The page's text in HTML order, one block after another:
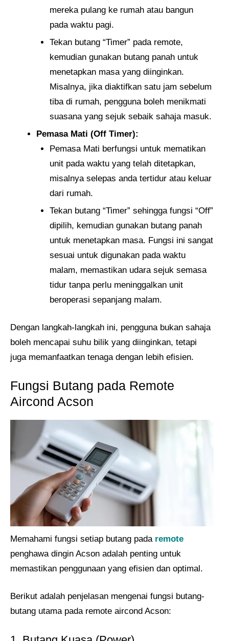
mereka pulang ke rumah atau bangun
pada waktu pagi.
Tekan butang “Timer” pada remote,
kemudian gunakan butang panah untuk
menetapkan masa yang diinginkan.
Misalnya, jika diaktifkan satu jam sebelum
tiba di rumah, pengguna boleh menikmati
suasana yang sejuk sebaik sahaja masuk.
Pemasa Mati (Off Timer):
Pemasa Mati berfungsi untuk mematikan
unit pada waktu yang telah ditetapkan,
misalnya selepas anda tertidur atau keluar
dari rumah.
Tekan butang “Timer” sehingga fungsi “Off”
dipilih, kemudian gunakan butang panah
untuk menetapkan masa. Fungsi ini sangat
sesuai untuk digunakan pada waktu
malam, memastikan udara sejuk semasa
tidur tanpa perlu meninggalkan unit
beroperasi sepanjang malam.
Dengan langkah-langkah ini, pengguna bukan sahaja
boleh mencapai suhu bilik yang diinginkan, tetapi
juga memanfaatkan tenaga dengan lebih efisien.
Fungsi Butang pada Remote
Aircond Acson
Memahami fungsi setiap butang pada remote
penghawa dingin Acson adalah penting untuk
memastikan penggunaan yang efisien dan optimal.
Berikut adalah penjelasan mengenai fungsi butang-
butang utama pada remote aircond Acson: